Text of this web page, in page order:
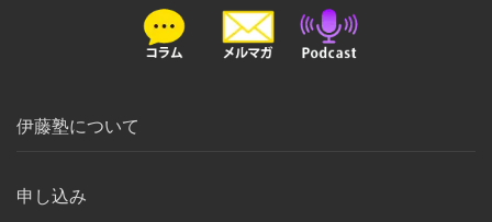
伊藤塾について
申し込み